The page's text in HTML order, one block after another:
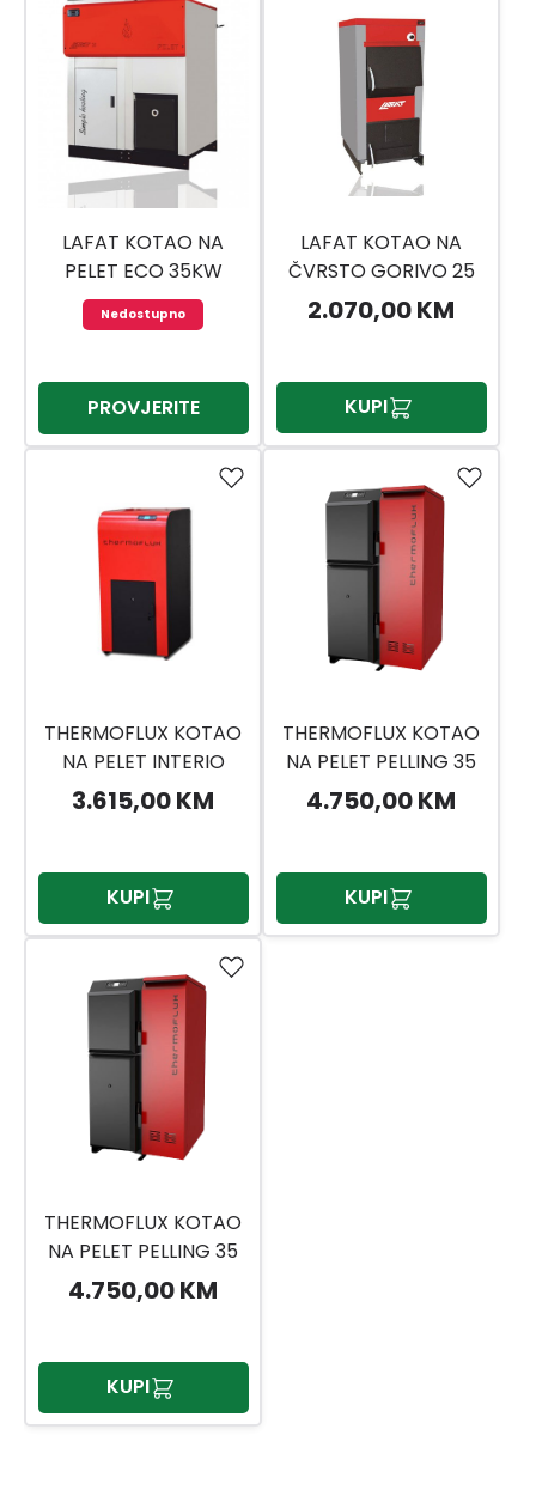
LAFAT KOTAO NA
PELET ECO 35KW
Nedostupno
PROVJERITE
LAFAT KOTAO NA
ČVRSTO GORIVO 25
KW
2.070,00 KM
KUPI
THERMOFLUX KOTAO
NA PELET INTERIO
15KW THERMOFLUX
3.615,00 KM
KUPI
THERMOFLUX KOTAO
NA PELET PELLING 35
KW DESNI
4.750,00 KM
KUPI
THERMOFLUX KOTAO
NA PELET PELLING 35
KW LIJEVA
4.750,00 KM
KUPI